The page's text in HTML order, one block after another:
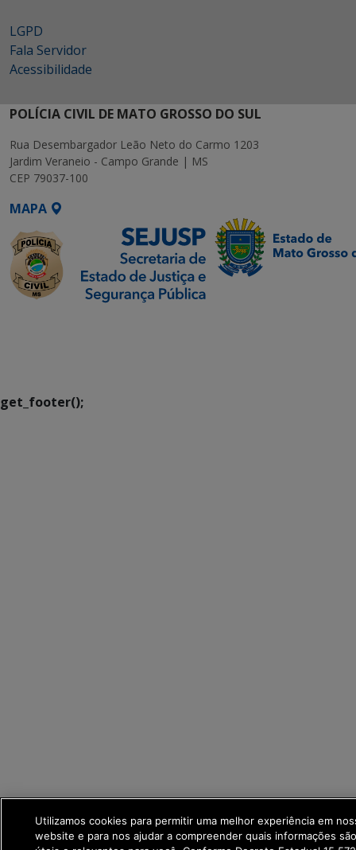
LGPD
Fala Servidor
Acessibilidade
POLÍCIA CIVIL DE MATO GROSSO DO SUL
Rua Desembargador Leão Neto do Carmo 1203
Jardim Veraneio - Campo Grande | MS
CEP 79037-100
MAPA
get_footer();
Utilizamos cookies para permitir uma melhor experiência em
website e para nos ajudar a compreender quais informações